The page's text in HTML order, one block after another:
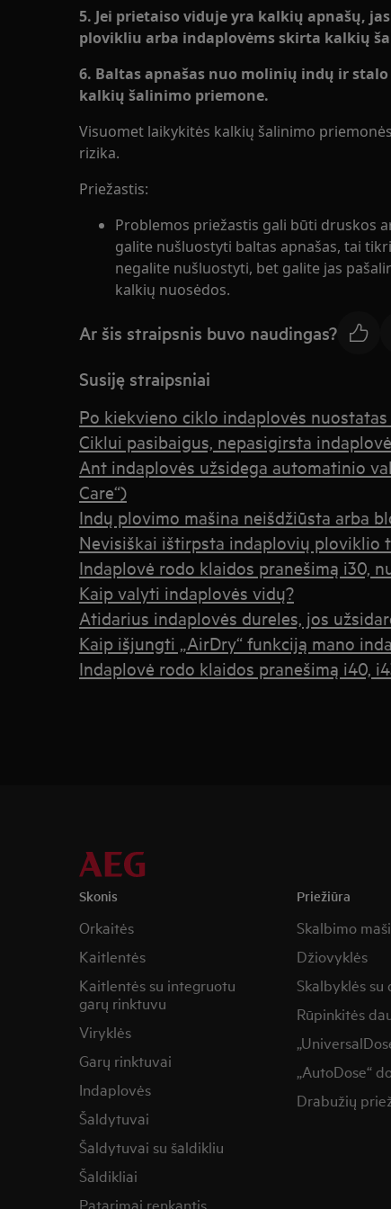
5. Jei prietaiso viduje yra kalkių apnašų,
plovikliu arba indaplovėms skirta kalkių
6. Baltas apnašas nuo molinių indų ir
kalkių šalinimo priemone.
Visuomet laikykitės kalkių šalinimo
rizika.
Priežastis:
Problemos priežastis gali būti druskos
galite nušluostyti baltas apnašas, tai
negalite nušluostyti, bet galite jas
kalkių nuosėdos.
Ar šis straipsnis buvo naudingas?
Susiję straipsniai
Po kiekvieno ciklo indaplovės
Ciklui pasibaigus, nepasigirsta
Ant indaplovės užsidega automatinio
Care“)
Indų plovimo mašina neišdžiūsta arba
Nevisiškai ištirpsta indaplovių ploviklio
Indaplovė rodo klaidos pranešimą i30,
Kaip valyti indaplovės vidų?
Atidarius indaplovės dureles, jos
Kaip išjungti „AirDry“ funkciją mano
Indaplovė rodo klaidos pranešimą i40,
Skonis
Orkaitės
Kaitlentės
Kaitlentės su integruotu
garų rinktuvu
Viryklės
Garų rinktuvai
Indaplovės
Šaldytuvai
Šaldytuvai su šaldikliu
Šaldikliai
Patarimai renkantis
Priežiūra
Skalbimo
Džiovyklės
Skalbyklės
Rūpinkitės
„AutoDose“
Drabužių